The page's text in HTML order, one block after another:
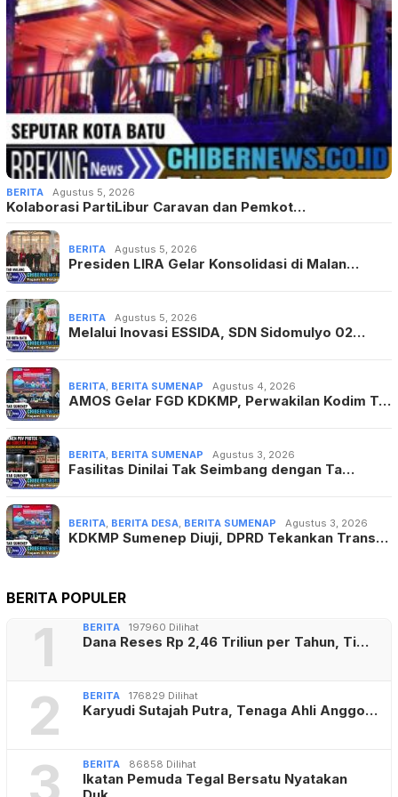
BERITA Agustus 5, 2026
Kolaborasi PartiLibur Caravan dan Pemkot…
BERITA Agustus 5, 2026
Presiden LIRA Gelar Konsolidasi di Malan…
BERITA Agustus 5, 2026
Melalui Inovasi ESSIDA, SDN Sidomulyo 02…
BERITA BERITA SUMENAP Agustus 4, 2026
AMOS Gelar FGD KDKMP, Perwakilan Kodim T…
BERITA BERITA SUMENAP Agustus 3, 2026
Fasilitas Dinilai Tak Seimbang dengan Ta…
BERITA BERITA DESA BERITA SUMENAP Agustus 3, 2026
KDKMP Sumenep Diuji, DPRD Tekankan Trans…
BERITA POPULER
1 BERITA 197960 Dilihat
Dana Reses Rp 2,46 Triliun per Tahun, Ti…
2 BERITA 176829 Dilihat
Karyudi Sutajah Putra, Tenaga Ahli Anggo…
3 BERITA 86858 Dilihat
Ikatan Pemuda Tegal Bersatu Nyatakan